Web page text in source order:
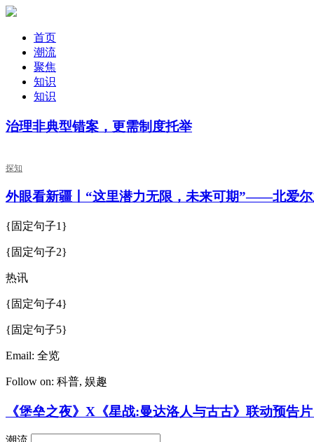
首页
潮流
聚焦
知识
知识
治理非典型错案，更需制度托举
探知
外眼看新疆丨“这里潜力无限，未来可期”——北爱
{固定句子1}
{固定句子2}
热讯
{固定句子4}
{固定句子5}
Email: 全览
Follow on: 科普, 娱趣
《堡垒之夜》X《星战:曼达洛人与古古》联动预告